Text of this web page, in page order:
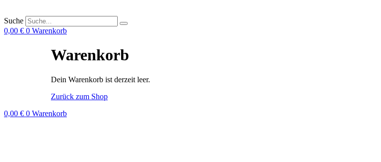
Suche
0,00 € 0 Warenkorb
Warenkorb
Dein Warenkorb ist derzeit leer.
Zurück zum Shop
0,00 € 0 Warenkorb